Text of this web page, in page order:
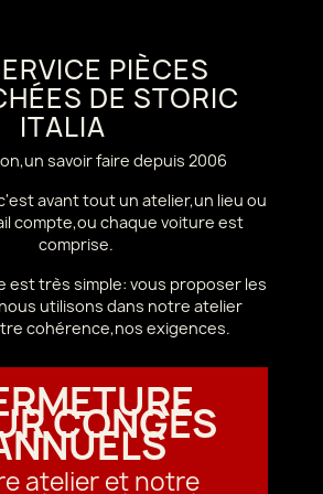
PIÈCES
DE STORIC
ITALIA
savoir faire depuis 2006
c'est avant tout un atelier,un lieu ou
compte,ou chaque voiture est
comprise.
est très simple: vous proposer les
utilisons dans notre atelier
cohérence,nos exigences.
CONGÉS
atelier et notre